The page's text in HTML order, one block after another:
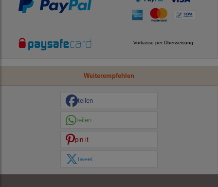
Vorkasse per Überweisung
Weiterempfehlen
teilen
teilen
pin it
tweet